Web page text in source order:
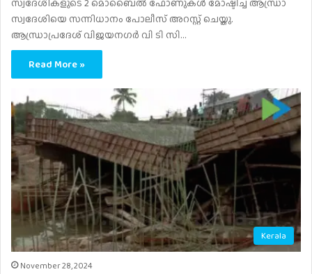
സ്വദേശികളുടെ 2 മൊബൈൽ ഫോണുകൾ മോഷ്ടിച്ച ആന്ധ്രാ
സ്വദേശിയെ സന്നിധാനം പോലീസ് അറസ്റ്റ് ചെയ്തു.
ആന്ധ്രാപ്രദേശ് വിജയനഗർ വി ടി സി…
Read More »
Kerala
November 28, 2024